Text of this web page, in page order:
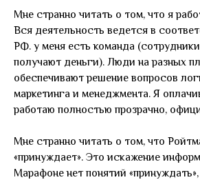
Мне странно читать о том, что я
Вся деятельность ведется в
РФ. у меня есть команда
получают деньги). Люди на разных
обеспечивают решение вопросов
маркетинга и менеджмента. Я
работаю полностью прозрачно,
Мне странно читать о том, что
«принуждает». Это искажение
Марафоне нет понятий «принуждать»,